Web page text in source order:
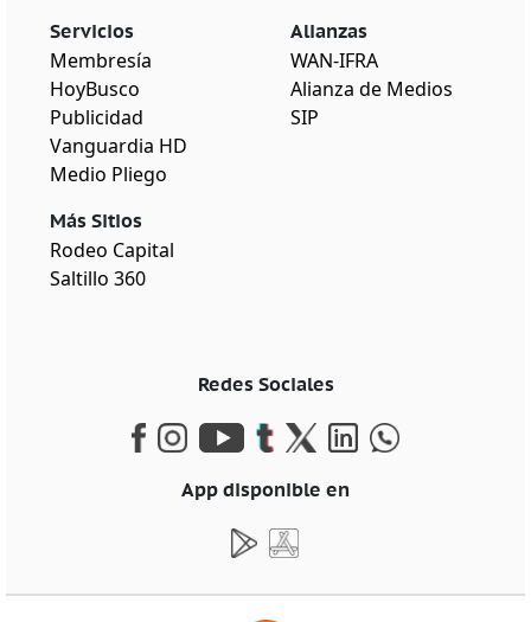
Servicios
Membresía
HoyBusco
Publicidad
Vanguardia HD
Medio Pliego
Más Sitios
Rodeo Capital
Saltillo 360
Alianzas
WAN-IFRA
Alianza de Medios
SIP
Redes Sociales
App disponible en